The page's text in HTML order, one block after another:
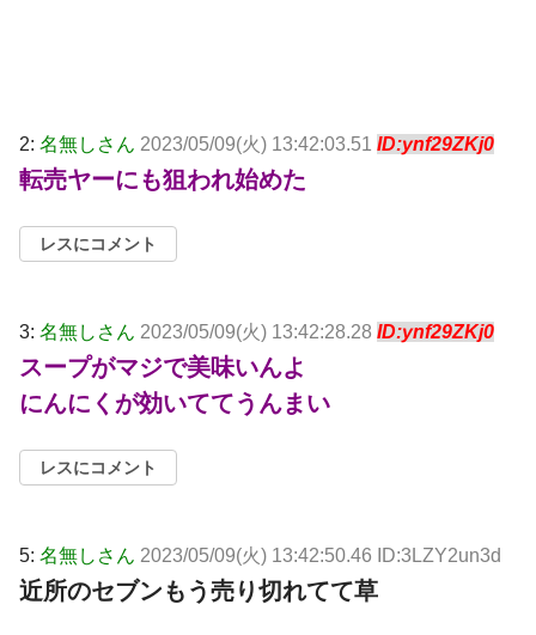
2: 名無しさん 2023/05/09(火) 13:42:03.51 ID:ynf29ZKj0
転売ヤーにも狙われ始めた
レスにコメント
3: 名無しさん 2023/05/09(火) 13:42:28.28 ID:ynf29ZKj0
スープがマジで美味いんよ
にんにくが効いててうんまい
レスにコメント
5: 名無しさん 2023/05/09(火) 13:42:50.46 ID:3LZY2un3d
近所のセブンもう売り切れてて草